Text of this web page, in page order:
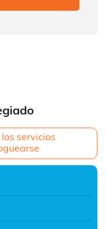
servicios